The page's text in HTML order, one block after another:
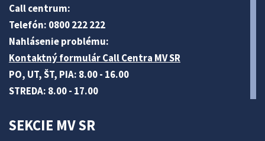
Call centrum:
Telefón: 0800 222 222
Nahlásenie problému:
Kontaktný formulár Call Centra MV SR
PO, UT, ŠT, PIA: 8.00 - 16.00
STREDA: 8.00 - 17.00
SEKCIE MV SR